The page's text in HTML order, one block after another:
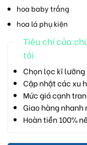
hoa baby trắng
hoa lá phụ kiện
Tiêu chí của
tôi
Chọn lọc kĩ
Cập nhật các xu
Mức giá cạnh
Giao hàng nhanh
Hoàn tiền 100%